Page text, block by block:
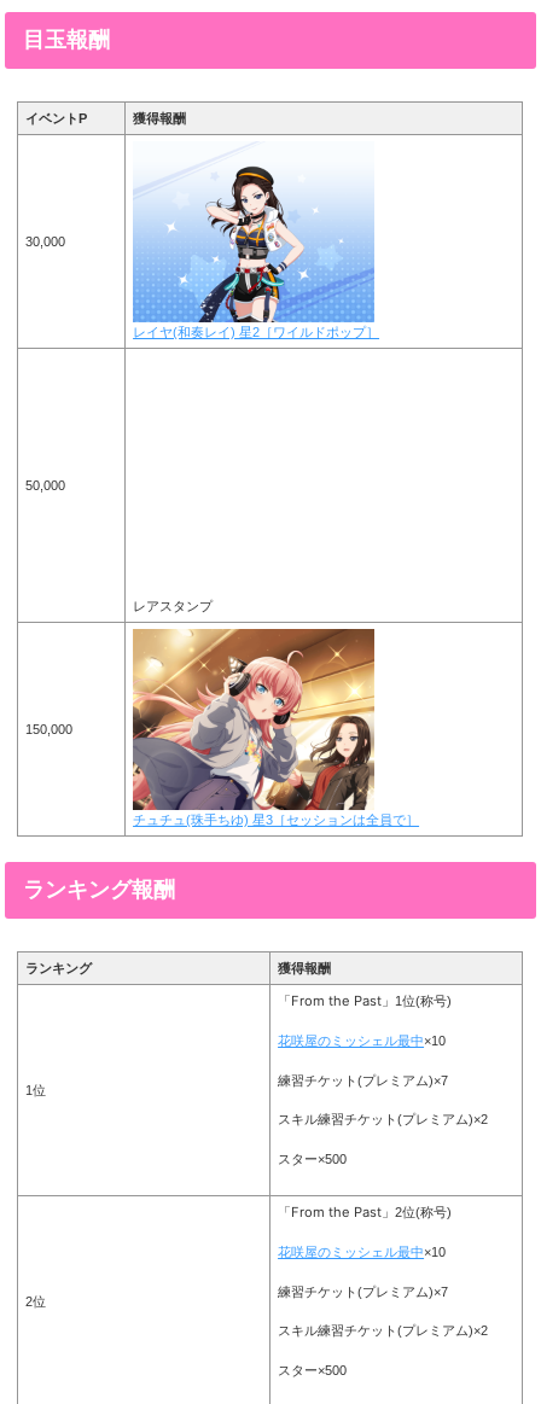
目玉報酬
イベントP 獲得報酬
30,000
レイヤ(和奏レイ) 星2［ワイルドポップ］
50,000
レアスタンプ
150,000
チュチュ(珠手ちゆ) 星3［セッションは全員で］
ランキング報酬
ランキング 獲得報酬
1位
「From the Past」1位(称号)
花咲屋のミッシェル最中×10
練習チケット(プレミアム)×7
スキル練習チケット(プレミアム)×2
スター×500
2位
「From the Past」2位(称号)
花咲屋のミッシェル最中×10
練習チケット(プレミアム)×7
スキル練習チケット(プレミアム)×2
スター×500